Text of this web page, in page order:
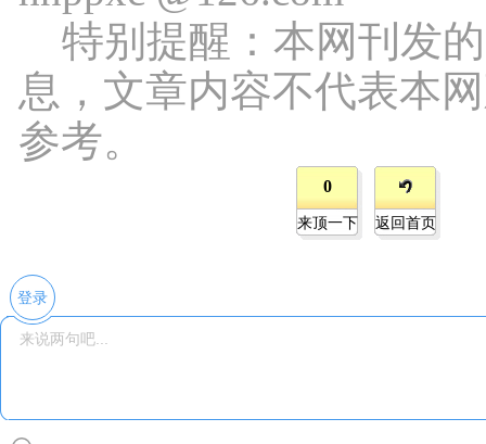
特别提醒：本网刊发
息，文章内容不代表本
参考。
0
来顶一下 返回首页
登录